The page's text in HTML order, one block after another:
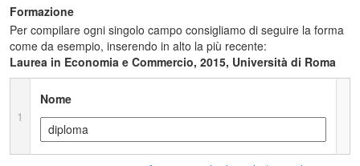
Russo
Spagnolo
Svedese
Tedesco
Turco
Ungherese
Formazione
Per compilare ogni singolo campo consigliamo di seguire la forma
come da esempio, inserendo in alto la più recente:
Laurea in Economia e Commercio, 2015, Università di Roma
1
Nome